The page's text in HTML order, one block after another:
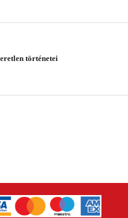
történetei